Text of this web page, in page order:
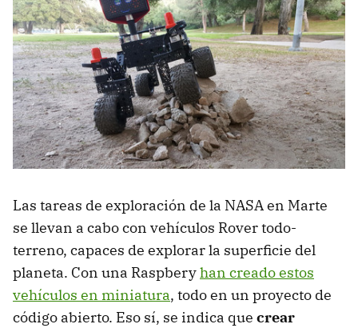
Las tareas de exploración de la NASA en Marte
se llevan a cabo con vehículos Rover todo-
terreno, capaces de explorar la superficie del
planeta. Con una Raspberyhan creado estos
vehículos en miniatura, todo en un proyecto de
código abierto. Eso sí, se indica que crear